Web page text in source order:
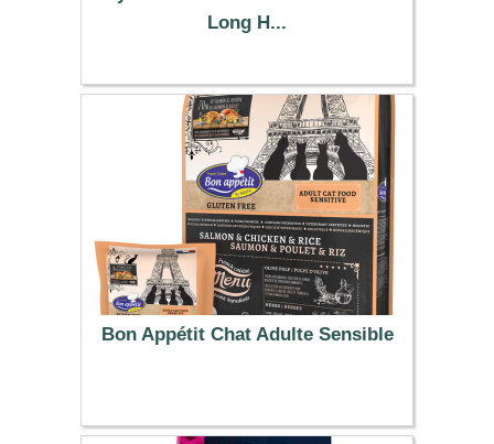
Long H...
33.99 €
Bon Appétit Chat Adulte Sensible
5.50 €